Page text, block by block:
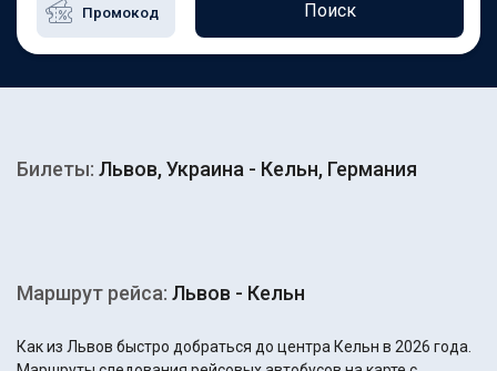
Поиск
Билеты: Львов, Украина - Кельн, Германия
Маршрут рейса: Львов - Кельн
Как из Львов быстро добраться до центра Кельн в 2026 года.